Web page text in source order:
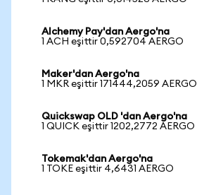
Alchemy Pay'dan Aergo'na
1 ACH eşittir 0,592704 AERGO
Maker'dan Aergo'na
1 MKR eşittir 171444,2059 AERGO
Quickswap OLD 'dan Aergo'na
1 QUICK eşittir 1202,2772 AERGO
Tokemak'dan Aergo'na
1 TOKE eşittir 4,6431 AERGO